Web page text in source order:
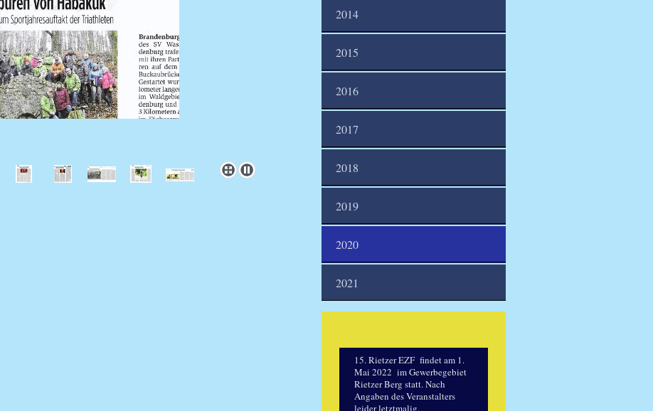
2014
2015
2016
2017
2018
2019
2020
2021
15. Rietzer EZF findet am 1.
Mai 2022 im Gewerbegebiet
Rietzer Berg statt. Nach
Angaben des Veranstalters
leider letztmalig.